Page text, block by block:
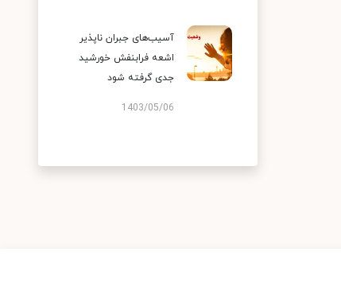
آسیب‌های جبران ناپذیر
اشعه فرابنفش خورشید
جدی گرفته شود
1403/05/06